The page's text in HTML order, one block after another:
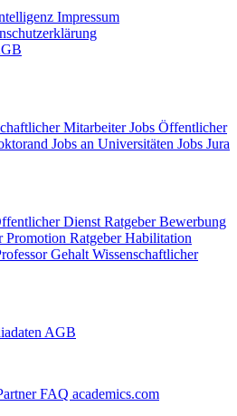
Impressum
MitarbeiterJobs Öffentlicher
Jobs an Universitäten Jobs Jura
DienstRatgeber Bewerbung
Promotion Ratgeber Habilitation
GehaltWissenschaftlicher
AGB
FAQ academics.com